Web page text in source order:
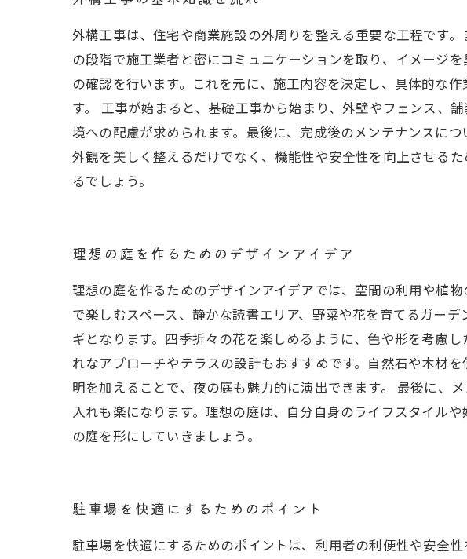
外構工事は、住宅や商業施設の外周りを整える重要な工程です
の段階で施工業者と密にコミュニケーションを取り、イメージ
の確認を行います。これを元に、施工内容を決定し、具体的な
す。 工事が始まると、基礎工事から始まり、外壁やフェンス、
境への配慮が求められます。最後に、完成後のメンテナンスに
外観を美しく整えるだけでなく、機能性や安全性を向上させる
るでしょう。
理想の庭を作るためのデザインアイデア
理想の庭を作るためのデザインアイデアでは、空間の利用や植
で楽しむスペース、静かな読書エリア、野菜や花を育てるガー
ギとなります。四季折々の花を楽しめるように、色や形を考慮
れなアプローチやテラスの設計もおすすめです。自然石や木材
明を加えることで、夜の庭も魅力的に演出できます。 最後に、
入れも楽になります。理想の庭は、自分自身のライフスタイル
の庭を形にしていきましょう。
駐車場を快適にするためのポイント
駐車場を快適にするためのポイントは、利用者の利便性や安全